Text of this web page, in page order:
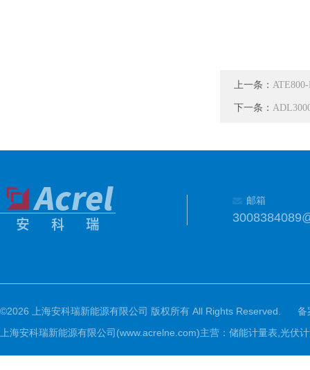
上一条：
下一条：
邮箱
©2026 上海安科瑞新能源有限公司 版权所有 All Rights Reserved.
备
上海安科瑞新能源有限公司(www.acrelne.com)主营：储能计量表,光伏